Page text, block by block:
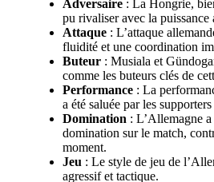
Adversaire : La Hongrie,
pu rivaliser avec la puissance
Attaque : L’attaque
fluidité et une coordination
Buteur : Musiala et
comme les buteurs clés de
Performance : La
a été saluée par les
Domination : L’Allemagne
domination sur le match,
moment.
Jeu : Le style de jeu de
agressif et tactique.